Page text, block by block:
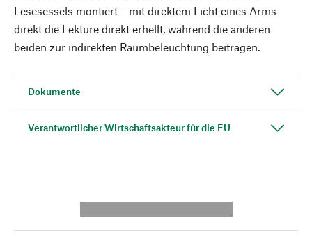
Lesesessels montiert – mit direktem Licht eines Arms
direkt die Lektüre direkt erhellt, während die anderen
beiden zur indirekten Raumbeleuchtung beitragen.
Dokumente
Verantwortlicher Wirtschaftsakteur für die EU